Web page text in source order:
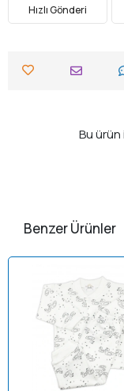
Hızlı Gönderi
Bu ürün
Benzer Ürünler